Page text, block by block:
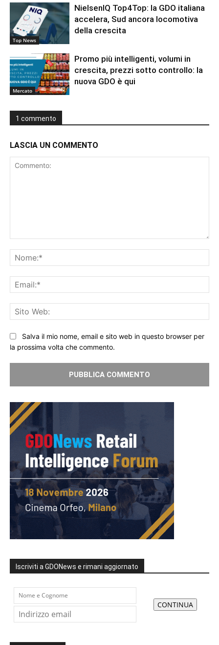
Top News
NielsenIQ Top4Top: la GDO italiana
accelera, Sud ancora locomotiva
della crescita
Mercato
Promo più intelligenti, volumi in
crescita, prezzi sotto controllo: la
nuova GDO è qui
1 commento
LASCIA UN COMMENTO
Salva il mio nome, email e sito web in questo browser per
la prossima volta che commento.
Iscriviti a GDONews e rimani aggiornato